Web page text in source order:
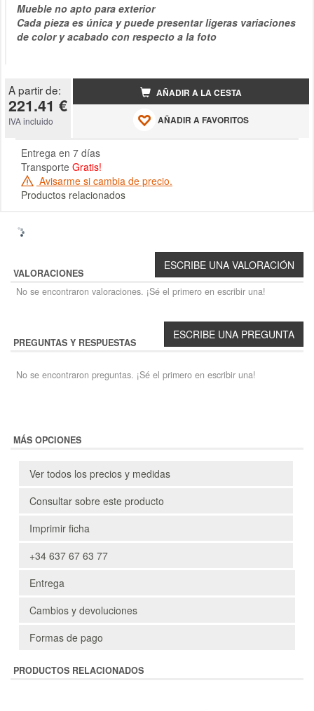
Mueble no apto para exterior
Cada pieza es única y puede presentar ligeras variaciones
de color y acabado con respecto a la foto
A partir de:
221.41 €
IVA incluido
AÑADIR A LA CESTA
AÑADIR A FAVORITOS
Entrega en 7 días
Transporte Gratis!
Avisarme si cambia de precio.
Productos relacionados
VALORACIONES
No se encontraron valoraciones. ¡Sé el primero en escribir una!
PREGUNTAS Y RESPUESTAS
No se encontraron preguntas. ¡Sé el primero en escribir una!
MÁS OPCIONES
Ver todos los precios y medidas
Consultar sobre este producto
Imprimir ficha
+34 637 67 63 77
Entrega
Cambios y devoluciones
Formas de pago
PRODUCTOS RELACIONADOS